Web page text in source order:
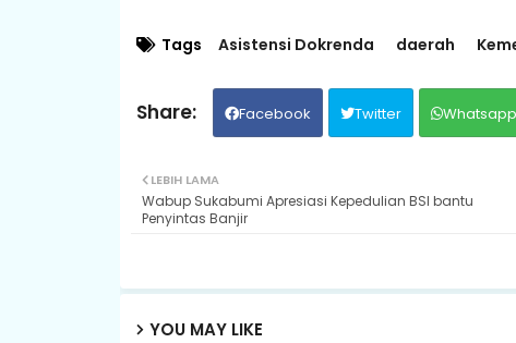
Tags Asistensi Dokrenda daerah
Facebook Twitter Whatsapp
LEBIH LAMA
Wabup Sukabumi Apresiasi Kepedulian BSI bantu
Penyintas Banjir
YOU MAY LIKE